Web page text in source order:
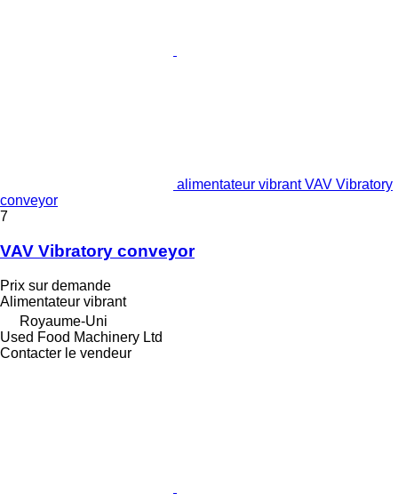
alimentateur vibrant VAV Vibratory
conveyor
7
VAV Vibratory conveyor
Prix sur demande
Alimentateur vibrant
Royaume-Uni
Used Food Machinery Ltd
Contacter le vendeur